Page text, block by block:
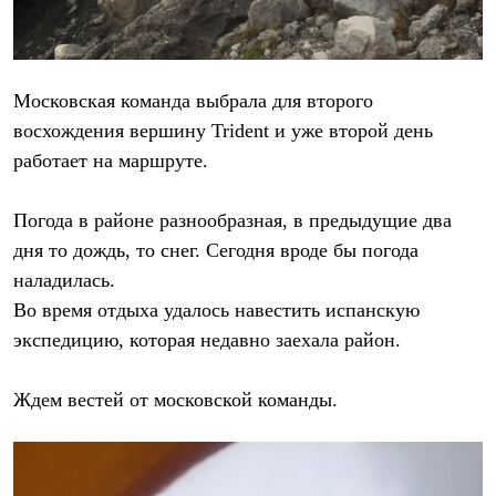
Чуни
Уход за обувью
Аксессуары
Шапки
Балаклавы и маски
Повязки
Панамы
Перчатки и рукавицы
Перчатки
Рукавицы
Полезные аксессуары
Брелки
Опушки
Уход за одеждой
Московская команда выбрала для второго
восхождения вершину Trident и уже второй день
работает на маршруте.
Погода в районе разнообразная, в предыдущие два
дня то дождь, то снег. Сегодня вроде бы погода
наладилась.
Во время отдыха удалось навестить испанскую
экспедицию, которая недавно заехала район.
Ждем вестей от московской команды.